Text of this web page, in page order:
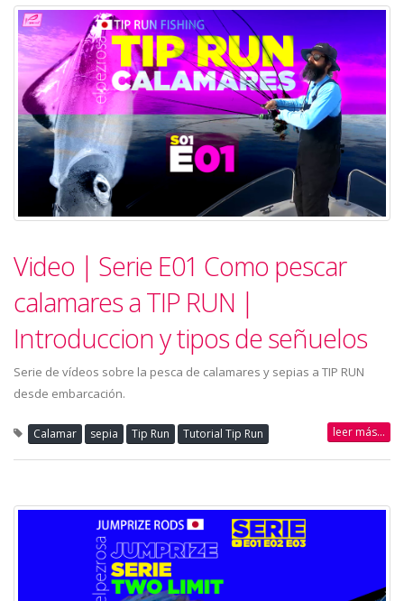
Video | Serie E01 Como pescar
calamares a TIP RUN |
Introduccion y tipos de señuelos
Serie de vídeos sobre la pesca de calamares y sepias a TIP RUN
desde embarcación.
Calamar sepia Tip Run Tutorial Tip Run leer más...